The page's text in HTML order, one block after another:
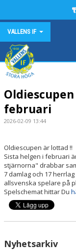
VALLENS IF
HEM
NYHETER
OM VALLENS IF
KALENDER
MATCHER
SPONSORER
VALLENLEDARE
februari
2026-02-09 13:44
Oldiescupen är lottad !!
Sista helgen i februari
stjärnorna" drabbar
7 damlag och 17
allsvenska spelare på
Spelschemat hittar Du
Nyhetsarkiv